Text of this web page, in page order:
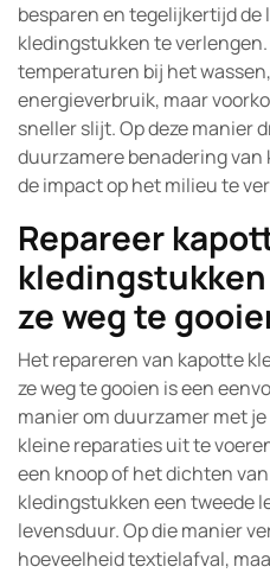
besparen en tegelijkertijd de
kledingstukken te
temperaturen bij het
energieverbruik, maar
sneller slijt. Op deze manier
duurzamere benadering
de impact op het milieu te
Repareer
ze weg te
Het repareren van kapotte
ze weg te gooien is een
manier om duurzamer met
kleine reparaties uit te
een knoop of het dichten
kledingstukken een tweede
levensduur. Op die manier
hoeveelheid textielafval,